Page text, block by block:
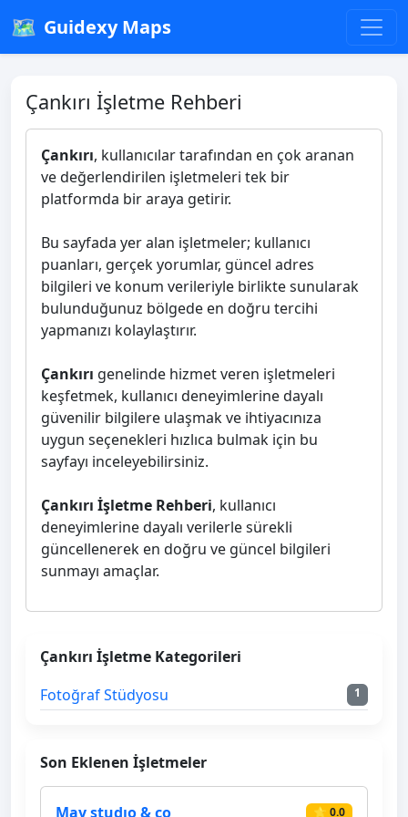
🗺️ Guidexy Maps
Çankırı İşletme Rehberi
Çankırı, kullanıcılar tarafından en çok aranan
ve değerlendirilen işletmeleri tek bir
platformda bir araya getirir.
Bu sayfada yer alan işletmeler; kullanıcı
puanları, gerçek yorumlar, güncel adres
bilgileri ve konum verileriyle birlikte sunularak
bulunduğunuz bölgede en doğru tercihi
yapmanızı kolaylaştırır.
Çankırı genelinde hizmet veren işletmeleri
keşfetmek, kullanıcı deneyimlerine dayalı
güvenilir bilgilere ulaşmak ve ihtiyacınıza
uygun seçenekleri hızlıca bulmak için bu
sayfayı inceleyebilirsiniz.
Çankırı İşletme Rehberi, kullanıcı
deneyimlerine dayalı verilerle sürekli
güncellenerek en doğru ve güncel bilgileri
sunmayı amaçlar.
Çankırı İşletme Kategorileri
Fotoğraf Stüdyosu
1
Son Eklenen İşletmeler
May studıo & co ⭐ 0.0